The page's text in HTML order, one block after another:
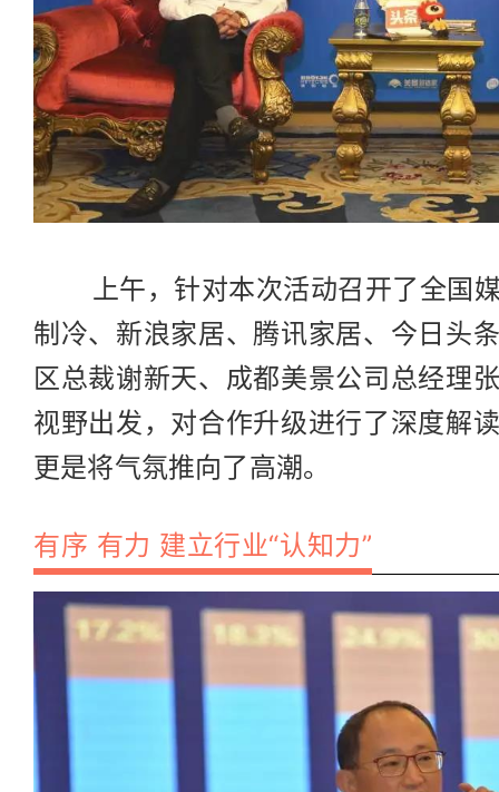
上午，针对本次活动召开了全国媒
制冷、新浪家居、腾讯家居、今日头
区总裁谢新天、成都美景公司总经理
视野出发，对合作升级进行了深度解
更是将气氛推向了高潮。
有序 有力 建立行业“认知力”